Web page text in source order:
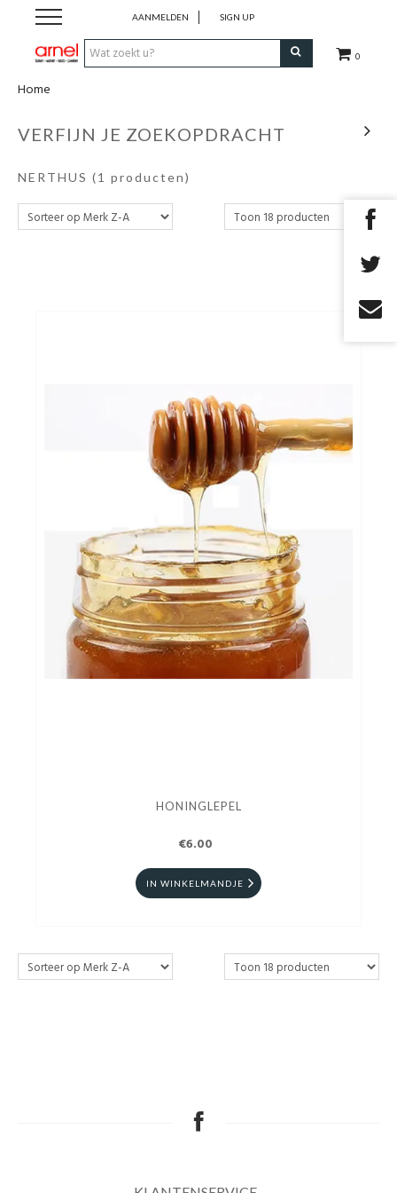
0
AANMELDEN SIGN UP
Koken
Tafel
Home
VERFIJN JE ZOEKOPDRACHT
NERTHUS (1 producten)
HONINGLEPEL
€6.00
IN WINKELMANDJE